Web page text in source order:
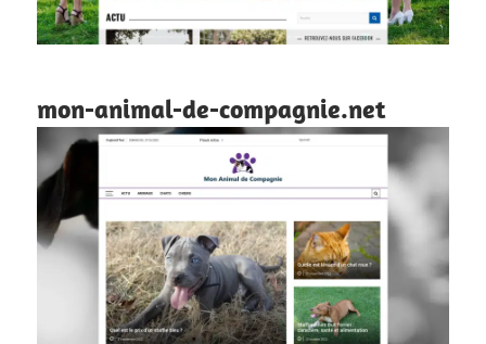
mon-animal-de-compagnie.net